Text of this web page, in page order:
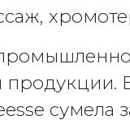
продукции.
сумела